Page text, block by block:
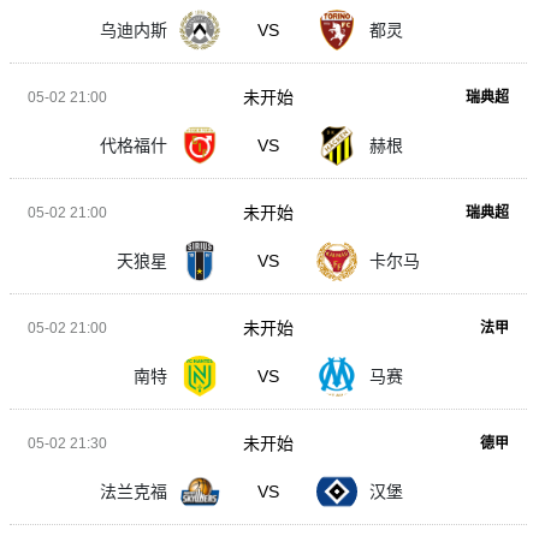
乌迪内斯 VS 都灵
05-02 21:00 瑞典超
代格福什 VS 赫根
未开始
05-02 21:00 瑞典超
天狼星 VS 卡尔马
未开始
05-02 21:00 法甲
南特 VS 马赛
未开始
05-02 21:30 德甲
法兰克福 VS 汉堡
未开始